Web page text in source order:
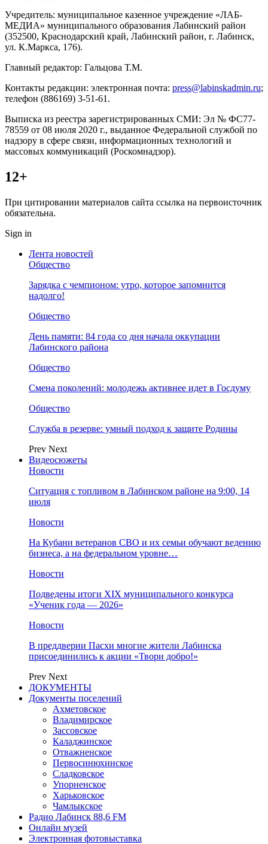
Учредитель: муниципальное казенное учреждение «ЛАБ-
МЕДИА» муниципального образования Лабинский район
(352500, Краснодарский край, Лабинский район, г. Лабинск,
ул. К.Маркса, 176).
Главный редактор: Гальцова Т.М.
Контакты редакции: электронная почта: press@labinskadmin.ru;
телефон (886169) 3-51-61.
Выписка из реестра зарегистрированных СМИ: Эл № ФС77-
78559 от 08 июля 2020 г., выданное Федеральной службой по
надзору в сфере связи, информационных технологий и
массовых коммуникаций (Роскомнадзор).
12+
При цитировании материалов сайта ссылка на первоисточник
обязательна.
Sign in
Лента новостей
Общество
Зарядка с чемпионом: утро, которое запомнится
надолго!
Общество
День памяти: 84 года со дня начала оккупации
Лабинского района
Общество
Смена поколений: молодежь активнее идет в Госдуму
Общество
Служба в резерве: умный подход к защите Родины
Prev Next
Видеосюжеты
Новости
Ситуация с топливом в Лабинском районе на 9:00, 14
июля
Новости
На Кубани ветеранов СВО и их семьи обучают ведению
бизнеса, а на федеральном уровне…
Новости
Подведены итоги XIX муниципального конкурса
«Ученик года — 2026»
Новости
В преддверии Пасхи многие жители Лабинска
присоединились к акции «Твори добро!»
Prev Next
ДОКУМЕНТЫ
Документы поселений
Ахметовское
Владимирское
Зассовское
Каладжинское
Отважненское
Первосинюхинское
Сладковское
Упорненское
Харьковское
Чамлыкское
Радио Лабинск 88,6 FM
Онлайн музей
Электронная фотовыставка